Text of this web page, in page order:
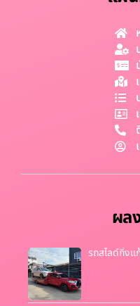
ผล
รถสไลด์กิ่ง